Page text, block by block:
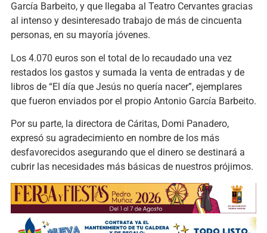
García Barbeito, y que llegaba al Teatro Cervantes gracias
al intenso y desinteresado trabajo de más de cincuenta
personas, en su mayoría jóvenes.
Los 4.070 euros son el total de lo recaudado una vez
restados los gastos y sumada la venta de entradas y de
libros de “El día que Jesús no quería nacer”, ejemplares
que fueron enviados por el propio Antonio García Barbeito.
Por su parte, la directora de Cáritas, Domi Panadero,
expresó su agradecimiento en nombre de los más
desfavorecidos asegurando que el dinero se destinará a
cubrir las necesidades más básicas de nuestros prójimos.